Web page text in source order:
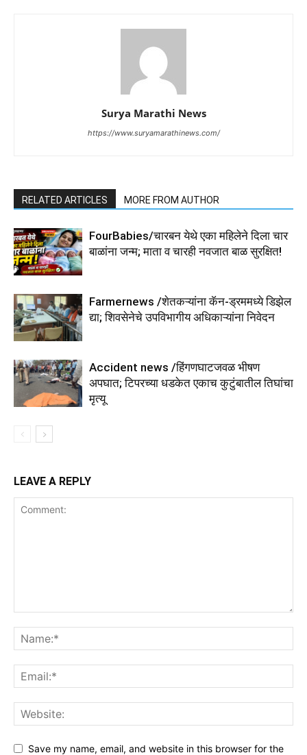
Surya Marathi News
https://www.suryamarathinews.com/
RELATED ARTICLES MORE FROM AUTHOR
FourBabies/चारबन येथे एका महिलेने दिला चार
बाळांना जन्म; माता व चारही नवजात बाळ सुरक्षित!
Farmernews /शेतकऱ्यांना कॅन-ड्रममध्ये डिझेल
द्या; शिवसेनेचे उपविभागीय अधिकाऱ्यांना निवेदन
Accident news /हिंगणघाटजवळ भीषण
अपघात; टिपरच्या धडकेत एकाच कुटुंबातील तिघांचा
मृत्यू
LEAVE A REPLY
Save my name, email, and website in this browser for the